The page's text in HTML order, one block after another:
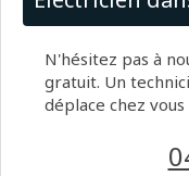
N'hésitez pas à
gratuit. Un
déplace chez